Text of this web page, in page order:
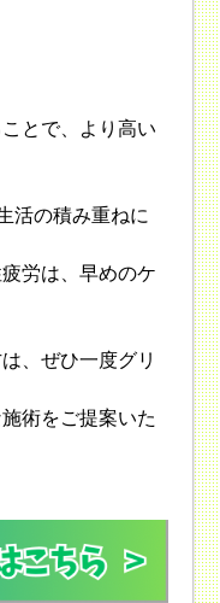
とで、より高い
活の積み重ねに
労は、早めのケ
、ぜひ一度グリ
術をご提案いた